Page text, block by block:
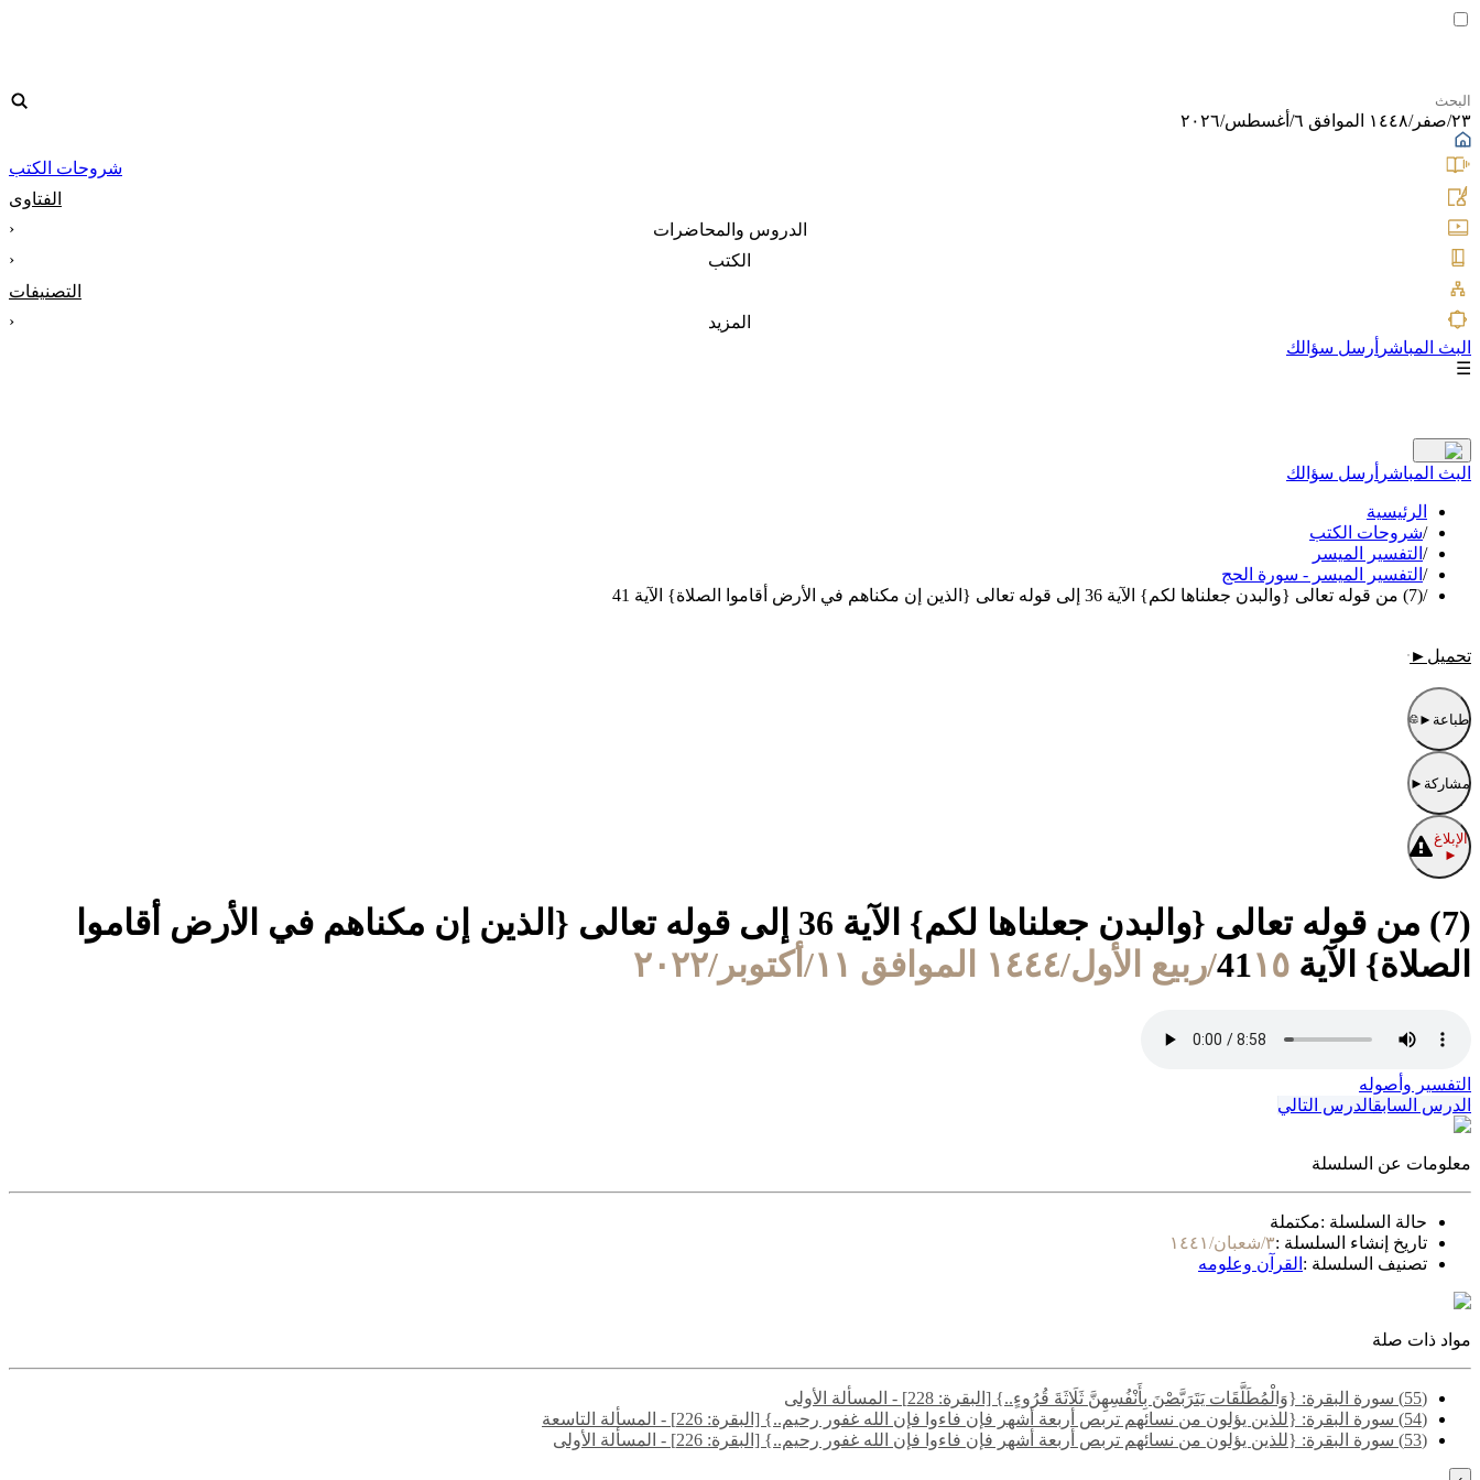
٢٣/صفر/١٤٤٨ الموافق ٦/أغسطس/٢٠٢٦
شروحات الكتب
الفتاوى
الدروس والمحاضرات
‹
الكتب
‹
التصنيفات
المزيد
‹
البث المباشر أرسل سؤالك
☰
البث المباشر أرسل سؤالك
الرئيسية
/شروحات الكتب
/ التفسير الميسر
/ التفسير الميسر - سورة الحج
/(7) من قوله تعالى {والبدن جعلناها لكم} الآية 36 إلى قوله تعالى {الذين إن مكناهم في الأرض أقاموا الصلاة} الآية 41
تحميل ►
طباعة ►
مشاركة ►
الإبلاغ
►
(7) من قوله تعالى {والبدن جعلناها لكم} الآية 36 إلى قوله تعالى {الذين إن مكناهم في الأرض أقاموا
الصلاة} الآية 41 ١٥/ربيع الأول/١٤٤٤ الموافق ١١/أكتوبر/٢٠٢٢
التفسير وأصوله
الدرس السابقالدرس التالي
معلومات عن السلسلة
حالة السلسلة :مكتملة
تاريخ إنشاء السلسلة :٣/شعبان/١٤٤١
تصنيف السلسلة : القرآن وعلومه
مواد ذات صلة
(55) سورة البقرة: {وَالْمُطَلَّقَات يَتَرَبَّصْنَ بِأَنْفُسِهِنَّ ثَلَاثَةَ قُرُوءٍ..} [البقرة: 228] - المسألة الأولى
(54) سورة البقرة: {للذين يؤلون من نسائهم تربص أربعة أشهر فإن فاءوا فإن الله غفور رحيم..} [البقرة: 226] - المسألة التاسعة
(53) سورة البقرة: {للذين يؤلون من نسائهم تربص أربعة أشهر فإن فاءوا فإن الله غفور رحيم..} [البقرة: 226] - المسألة الأولى